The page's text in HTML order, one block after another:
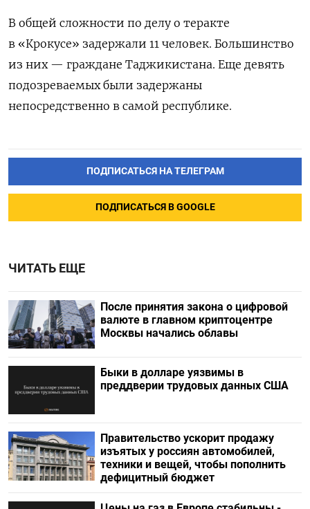
В общей сложности по делу о теракте
в «Крокусе» задержали 11 человек. Большинство
из них — граждане Таджикистана. Еще девять
подозреваемых были задержаны
непосредственно в самой республике.
ПОДПИСАТЬСЯ НА ТЕЛЕГРАМ
ПОДПИСАТЬСЯ В GOOGLE
ЧИТАТЬ ЕЩЕ
После принятия закона о цифровой
валюте в главном криптоцентре
Москвы начались облавы
Быки в долларе уязвимы в
преддверии трудовых данных США
Правительство ускорит продажу
изъятых у россиян автомобилей,
техники и вещей, чтобы пополнить
дефицитный бюджет